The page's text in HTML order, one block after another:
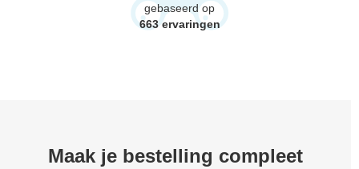
gebaseerd op
663 ervaringen
Maak je bestelling compleet